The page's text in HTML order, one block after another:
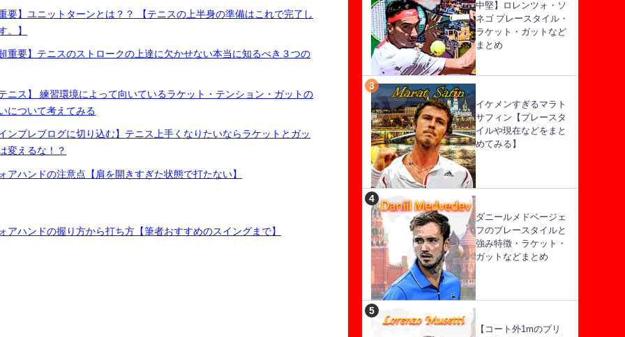
要】ユニットターンとは？？ 【テニスの上半身の準備はこれで完了し
。】
重要】テニスのストロークの上達に欠かせない本当に知るべき３つの
ニス】 練習環境によって向いているラケット・テンション・ガットの
について考えてみる
ンプレブログに切り込む】テニス上手くなりたいならラケットとガッ
変えるな！？
アハンドの注意点【肩を開きすぎた状態で打たない】
アハンドの握り方から打ち方【筆者おすすめのスイングまで】
中堅】ロレンツォ・ソ
ネゴ プレースタイル・
ラケット・ガットなど
まとめ
イケメンすぎるマラト
サフィン【プレースタ
イルや現在などをまと
めてみる】
ダニールメドベージェ
フのプレースタイルと
強み特徴・ラケット・
ガットなどまとめ
【コート外1mのプリ